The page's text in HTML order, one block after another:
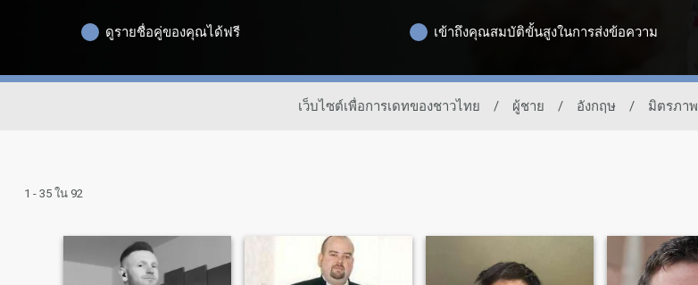
ดูรายชื่อคู่ของคุณได้ฟรี เข้าถึงคุณสมบัติขั้นสูงในการส่งข้อความ
เว็บไซต์เพื่อการเดทของชาวไทย / ผู้ชาย / อังกฤษ / มิตรภาพ
1 - 35 ใน 92